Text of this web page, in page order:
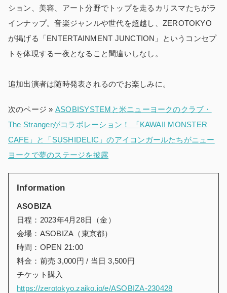
ション、美容、アート分野でトップを走るカリスマたちがラ
インナップ。音楽ジャンルや世代を超越し、ZEROTOKYO
が掲げる「ENTERTAINMENT JUNCTION」というコンセプ
トを体現する一夜となること間違いしなし。
追加出演者は随時発表されるのでお楽しみに。
次のページ » ASOBISYSTEMと米ニューヨークのクラブ・
The Strangerがコラボレーション！ 「KAWAII MONSTER
CAFE」と「SUSHIDELIC」のアイコンガールたちがニュー
ヨークで夢のステージを披露
Information
ASOBIZA
日程：2023年4月28日（金）
会場：ASOBIZA（東京都）
時間：OPEN 21:00
料金：前売 3,000円 / 当日 3,500円
チケット購入
https://zerotokyo.zaiko.io/e/ASOBIZA-230428